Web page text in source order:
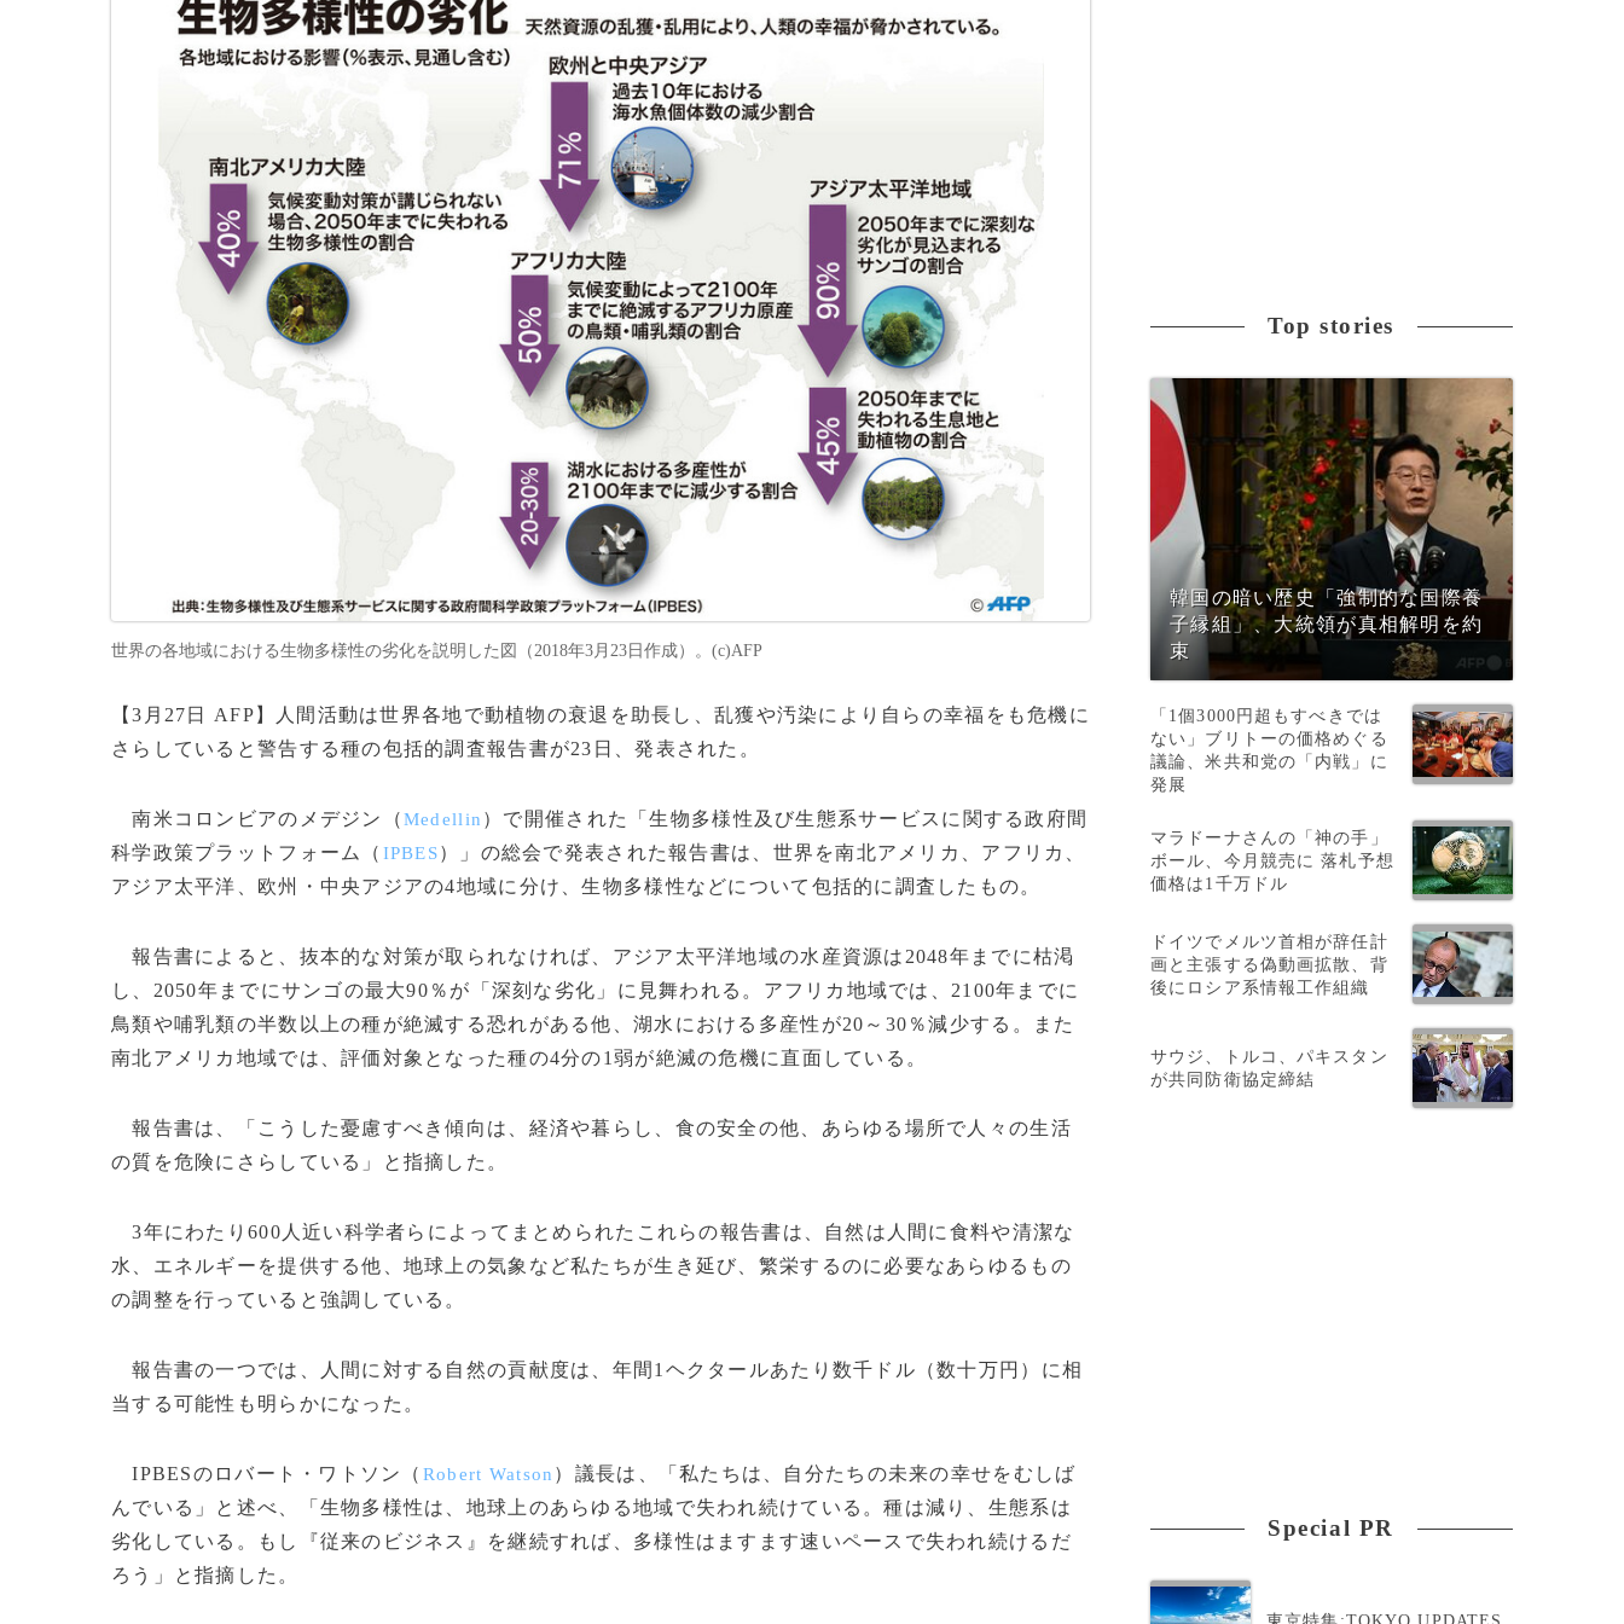
世界の各地域における生物多様性の劣化を説明した図（2018年3月23日作成）。(c)AFP
【3月27日 AFP】人間活動は世界各地で動植物の衰退を助長し、乱獲や汚染により自らの幸福をも危機に
さらしていると警告する種の包括的調査報告書が23日、発表された。
南米コロンビアのメデジン（Medellin ）で開催された「生物多様性及び生態系サービスに関する政府間
科学政策プラットフォーム（ IPBES）」の総会で発表された報告書は、世界を南北アメリカ、アフリカ、
アジア太平洋、欧州・中央アジアの4地域に分け、生物多様性などについて包括的に調査したもの。
報告書によると、抜本的な対策が取られなければ、アジア太平洋地域の水産資源は2048年までに枯渇
し、2050年までにサンゴの最大90％が「深刻な劣化」に見舞われる。アフリカ地域では、2100年までに
鳥類や哺乳類の半数以上の種が絶滅する恐れがある他、湖水における多産性が20～30％減少する。また
南北アメリカ地域では、評価対象となった種の4分の1弱が絶滅の危機に直面している。
報告書は、「こうした憂慮すべき傾向は、経済や暮らし、食の安全の他、あらゆる場所で人々の生活
の質を危険にさらしている」と指摘した。
3年にわたり600人近い科学者らによってまとめられたこれらの報告書は、自然は人間に食料や清潔な
水、エネルギーを提供する他、地球上の気象など私たちが生き延び、繁栄するのに必要なあらゆるもの
の調整を行っていると強調している。
報告書の一つでは、人間に対する自然の貢献度は、年間1ヘクタールあたり数千ドル（数十万円）に相
当する可能性も明らかになった。
IPBESのロバート・ワトソン（ Robert Watson ）議長は、「私たちは、自分たちの未来の幸せをむしば
んでいる」と述べ、「生物多様性は、地球上のあらゆる地域で失われ続けている。種は減り、生態系は
劣化している。もし『従来のビジネス』を継続すれば、多様性はますます速いペースで失われ続けるだ
ろう」と指摘した。
Top stories
韓国の暗い歴史「強制的な国際養
子縁組」、大統領が真相解明を約
束
「1個3000円超もすべきでは
ない」ブリトーの価格めぐる
議論、米共和党の「内戦」に
発展
マラドーナさんの「神の手」
ボール、今月競売に 落札予想
価格は1千万ドル
ドイツでメルツ首相が辞任計
画と主張する偽動画拡散、背
後にロシア系情報工作組織
サウジ、トルコ、パキスタン
が共同防衛協定締結
Special PR
東京特集:TOKYO UPDATES